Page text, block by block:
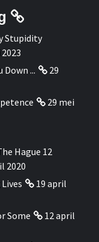
Stupidity
...
29
29 mei
Hague 12
2020
19 april
Some
12 april